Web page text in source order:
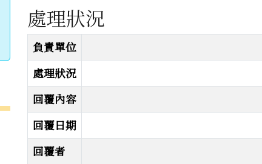
處理狀況
處理狀況
負責單位
處理狀況
回覆內容
回覆日期
回覆者